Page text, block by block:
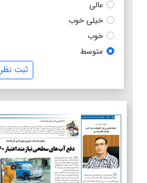
عالی
خیلی خوب
خوب
متوسط
ثبت نظر